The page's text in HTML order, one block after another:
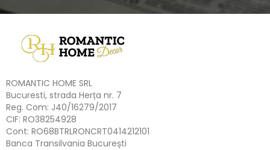
ROMANTIC HOME SRL
Bucuresti, strada Herța nr. 7
Reg. Com: J40/16279/2017
CIF: RO38254928
Cont: RO68BTRLRONCRT0414212101
Banca Transilvania București